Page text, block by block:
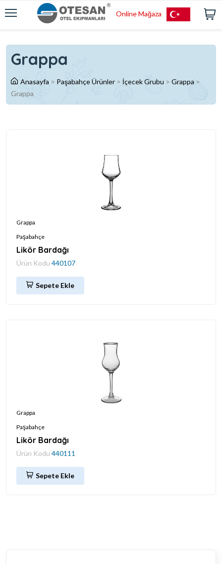
Online Mağaza
Grappa
Anasayfa > Paşabahçe Ürünler > İçecek Grubu > Grappa >
Grappa
Grappa
Paşabahçe
Likör Bardağı
Ürün Kodu 440107
Sepete Ekle
Grappa
Paşabahçe
Likör Bardağı
Ürün Kodu 440111
Sepete Ekle